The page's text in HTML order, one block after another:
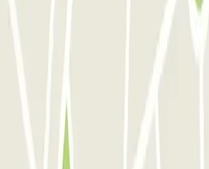
intéressants à proximité INDIGO
Docks de Marseille (quartier de la Joliette)